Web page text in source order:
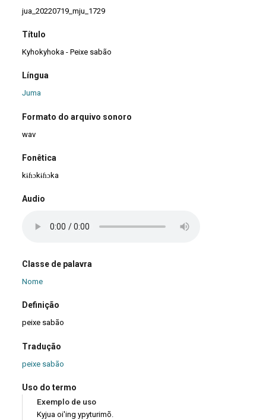
jua_20220719_mju_1729
Título
Kyhokyhoka - Peixe sabão
Língua
Juma
Formato do arquivo sonoro
wav
Fonêtica
kɨɦɔkɨɦɔka
Audio
Classe de palavra
Nome
Definição
peixe sabão
Tradução
peixe sabão
Uso do termo
Exemplo de uso
Kyjua oi'ing ypyturimõ.